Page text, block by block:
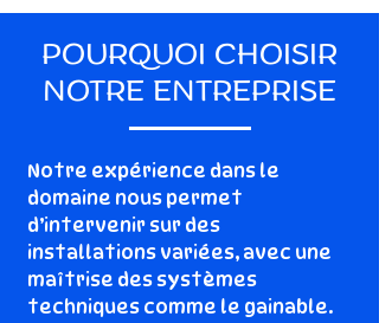
POURQUOI CHOISIR
NOTRE ENTREPRISE
Notre expérience dans le
domaine nous permet
d’intervenir sur des
installations variées, avec une
maîtrise des systèmes
techniques comme le gainable.